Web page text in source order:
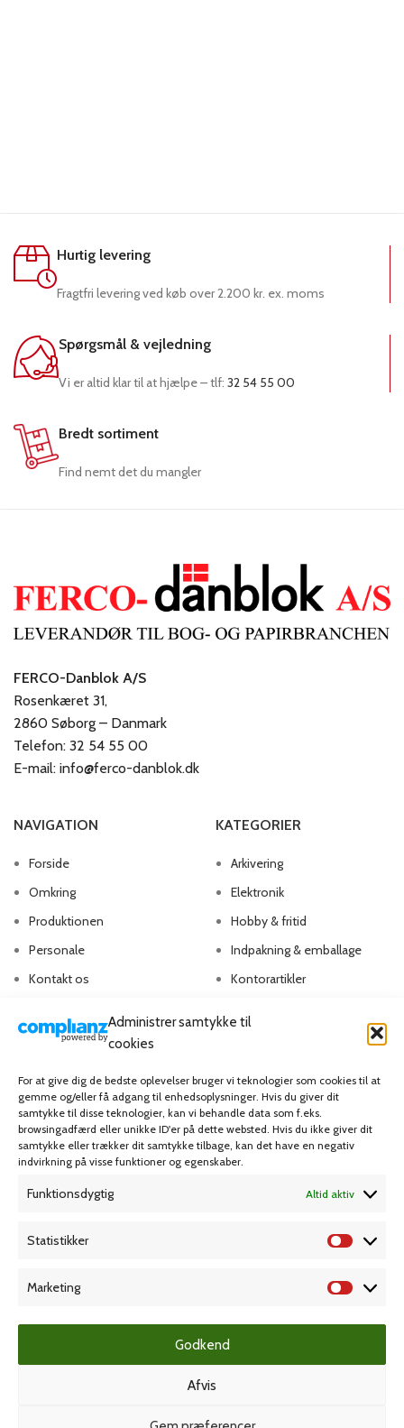
Administrer samtykke til
cookies
For at give dig de bedste oplevelser bruger vi teknologier som cookies til at
gemme og/eller få adgang til enhedsoplysninger. Hvis du giver dit
samtykke til disse teknologier, kan vi behandle data som f.eks.
browsingadfærd eller unikke ID'er på dette websted. Hvis du ikke giver dit
samtykke eller trækker dit samtykke tilbage, kan det have en negativ
indvirkning på visse funktioner og egenskaber.
Funktionsdygtig Altid aktiv
Statistikker
Marketing
Godkend
Afvis
Hurtig levering
Fragtfri levering ved køb over 2.200 kr. ex. moms
Spørgsmål & vejledning
Vi er altid klar til at hjælpe – tlf: 32 54 55 00
Bredt sortiment
Find nemt det du mangler
FERCO-Danblok A/S
Rosenkæret 31,
2860 Søborg – Danmark
Telefon: 32 54 55 00
E-mail: info@ferco-danblok.dk
NAVIGATION
Forside
Omkring
Produktionen
Personale
Kontakt os
KATEGORIER
Arkivering
Elektronik
Hobby & fritid
Indpakning & emballage
Kontorartikler
MIN KONTO
Kontoinformationer
Favoritliste
KUNDESERVICE
Handelsbetingelser
Cookie Politik (EU)
Grafisk forlag